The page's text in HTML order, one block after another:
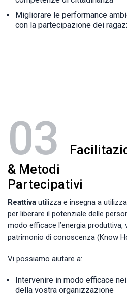
Migliorare le performance
con la partecipazione dei
03
& Metodi
Partecipativi
Reattiva utilizza e insegna a
per liberare il potenziale delle
modo efficace l’energia
patrimonio di conoscenza (Know
Vi possiamo aiutare a:
Intervenire in modo efficace
della vostra organizzazione